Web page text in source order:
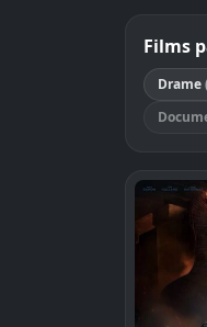
Films
Drame